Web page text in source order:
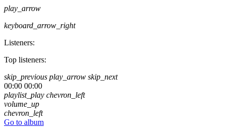
play_arrow
keyboard_arrow_right
Listeners:
Top listeners:
skip_previous play_arrow skip_next
00:00 00:00
playlist_play chevron_left
volume_up
chevron_left
Go to album